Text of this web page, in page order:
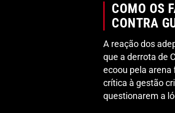
COMO OS
CONTRA
A reação dos
que a derrota de
ecoou pela
crítica à gestão
questionarem a